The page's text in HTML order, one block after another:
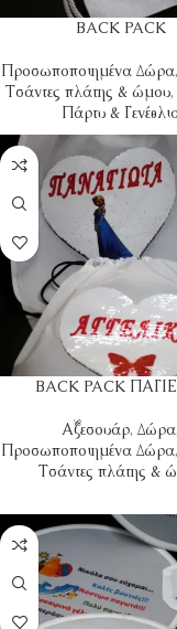
BACK PACK
Προσωποποιημένα Δώρα,
Τσάντες πλάτης & ώμου,
Πάρτυ &
BACK PACK
Αξεσουάρ, Δώρα
Προσωποποιημένα Δώρα,
Τσάντες πλάτης &